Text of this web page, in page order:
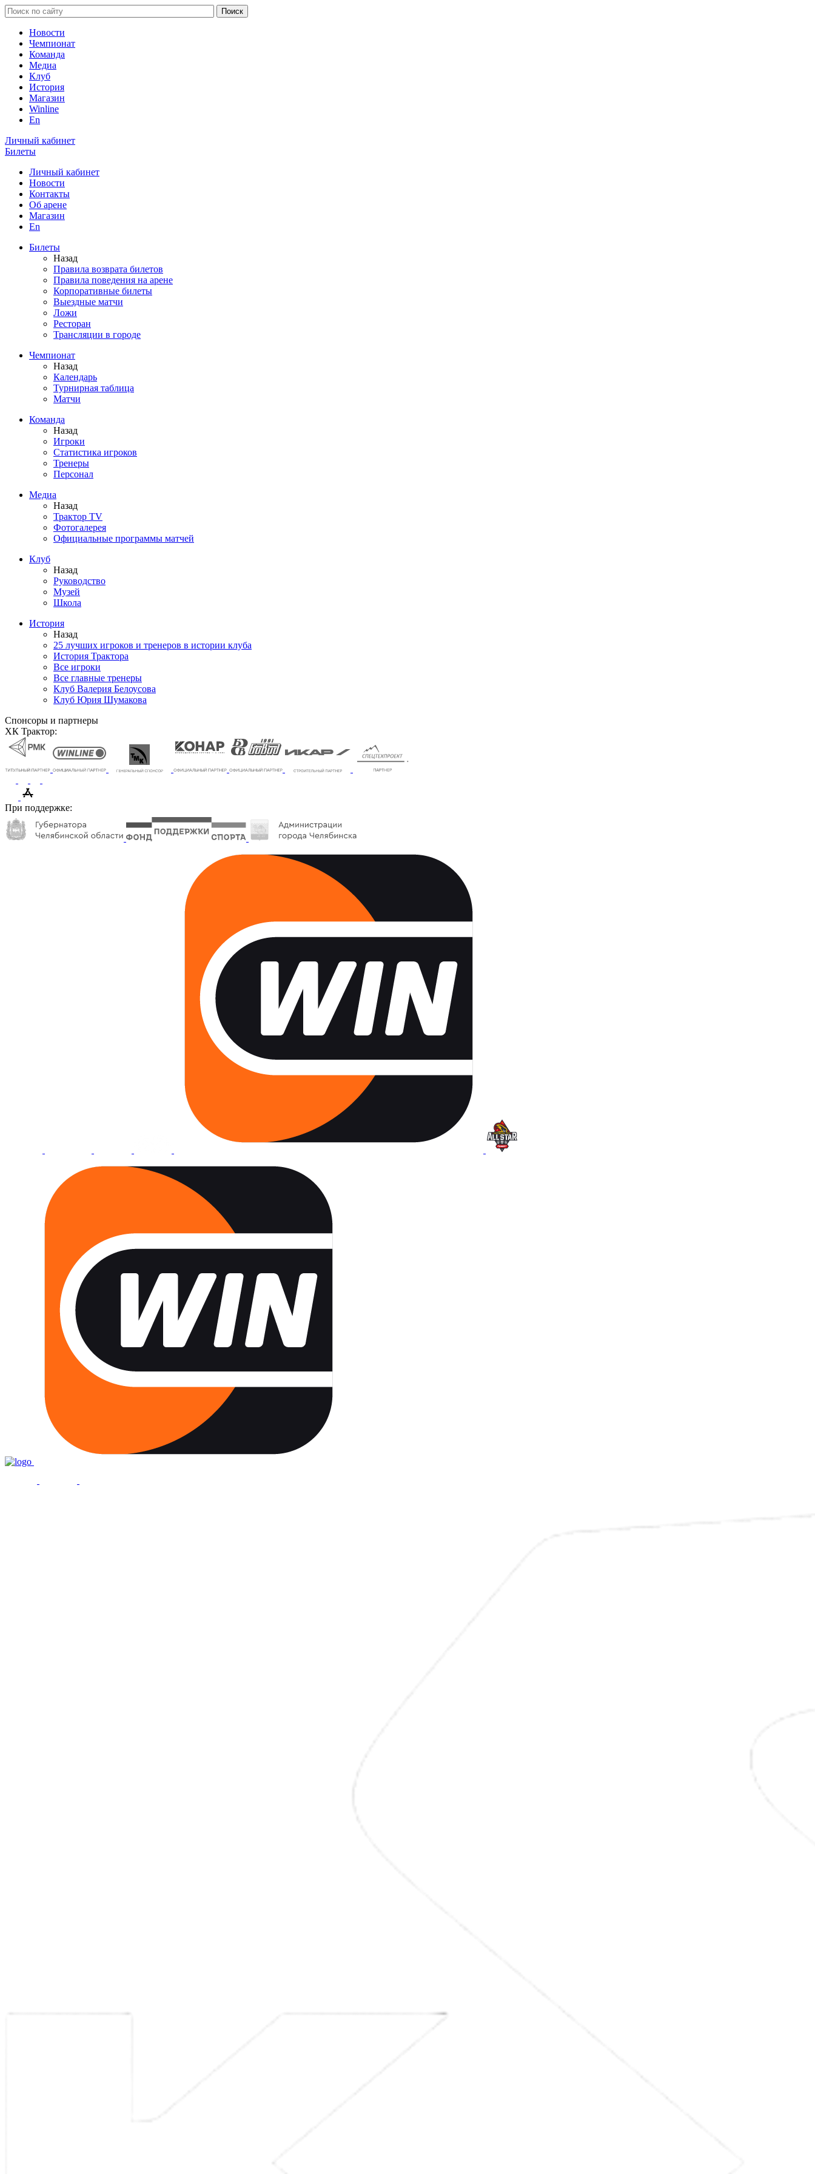
Новости
Чемпионат
Команда
Медиа
Клуб
История
Магазин
Winline
En
Личный кабинет
Билеты
Личный кабинет
Новости
Контакты
Об арене
Магазин
En
Билеты
Назад
Правила возврата билетов
Правила поведения на арене
Корпоративные билеты
Выездные матчи
Ложи
Ресторан
Трансляции в городе
Чемпионат
Назад
Календарь
Турнирная таблица
Матчи
Команда
Назад
Игроки
Статистика игроков
Тренеры
Персонал
Медиа
Назад
Трактор TV
Фотогалерея
Официальные программы матчей
Клуб
Назад
Руководство
Музей
Школа
История
Назад
25 лучших игроков и тренеров в истории клуба
История Трактора
Все игроки
Все главные тренеры
Клуб Валерия Белоусова
Клуб Юрия Шумакова
Спонсоры и партнеры
ХК Трактор:
При поддержке: